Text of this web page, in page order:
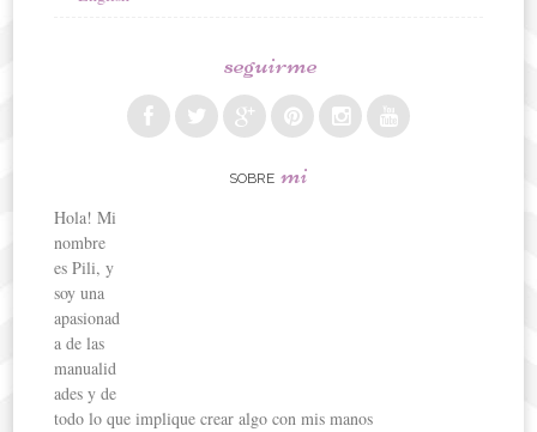
seguirme
SOBRE mi
Hola! Mi
nombre
es Pili, y
soy una
apasionad
a de las
manualid
ades y de
todo lo que implique crear algo con mis manos